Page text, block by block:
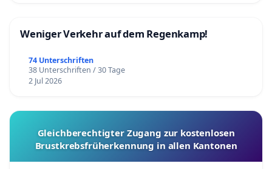
Weniger Verkehr auf dem Regenkamp!
74 Unterschriften
38 Unterschriften / 30 Tage
2 Jul 2026
Gleichberechtigter Zugang zur kostenlosen
Brustkrebsfrüherkennung in allen Kantonen